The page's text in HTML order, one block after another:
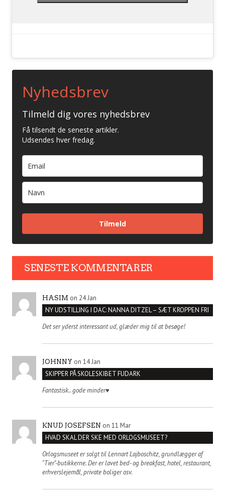
Nyhedsbrev
Tilmeld dig vores nyhedsbrev
Få tilsendt de seneste artikler.
Udsendes hver fredag.
Tilmeld
SENESTE KOMMENTARER
HASIM on 24 Jan
NY UDSTILLING I DAC: NANNA DITZEL – SÆT KROPPEN FRI
Det ser yderst interessant ud, glæder mig til at besøge!
JOHNNY on 14 Jan
SKIPPER PÅ SKOLESKIBET FUDARK
Fantastisk.. gode minder♥️
KNUD JOSEFSEN on 11 Mar
HVAD SKAL DER SKE MED ORLOGSMUSEET?
Orlogsmuseet er solgt til Lennart Lajboschitz, grundlægger af
"Tier"-butikkerne. Der er lavet bed- og breakfast, hotel, restaurant,
erhverslejemål, private boliger osv.